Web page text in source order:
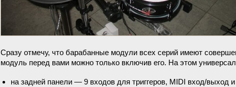
Сразу отмечу, что барабанные модули всех серий имеют
модуль перед вами можно только включив его. На этом
на задней панели — 9 входов для триггеров, MIDI вход/выход